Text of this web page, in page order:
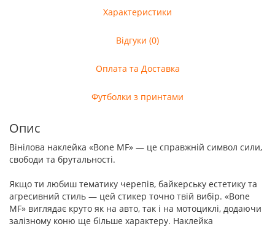
Характеристики
Відгуки (0)
Оплата та Доставка
Футболки з принтами
Опис
Вінілова наклейка «Bone MF» — це справжній символ сили,
свободи та брутальності.
Якщо ти любиш тематику черепів, байкерську естетику та
агресивний стиль — цей стикер точно твій вибір. «Bone
MF» виглядає круто як на авто, так і на мотоциклі, додаючи
залізному коню ще більше характеру. Наклейка